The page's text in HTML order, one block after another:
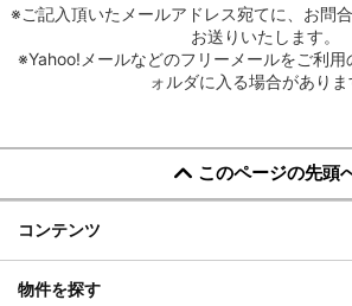
※ご記入頂いたメールアドレス宛てに、お問
お送りいたします。
※Yahoo!メールなどのフリーメールをご利
ォルダに入る場合がありま
このページの先頭
コンテンツ
物件を探す